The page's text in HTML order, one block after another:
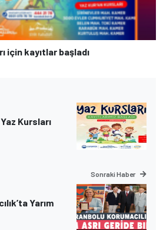
için kayıtlar başladı
Kursları
Sonraki Haber
Yarım